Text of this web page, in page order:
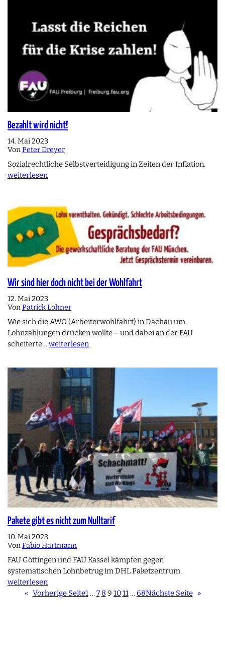
Bezahlt wird nicht!
14. Mai 2023
VonPeter Dreyer
Sozialrechtliche Selbstverteidigung in Zeiten der Inflation.
weiterlesen
Wir sind hier doch nicht bei der Wohlfahrt
12. Mai 2023
VonPatrick Lohner
Wie sich die AWO (Arbeiterwohlfahrt) in Dachau um
Lohnzahlungen drücken wollte – und dabei an der FAU
scheiterte…weiterlesen
Pakete gibt es nicht zum Nulltarif
10. Mai 2023
VonFabio Hartmann
FAU Göttingen und FAU Kassel kämpfen gegen
systematischen Lohnbetrug im DHL Paketzentrum.
weiterlesen
« Vorherige Seite1…7 8 9 1011… 68Nächste Seite »